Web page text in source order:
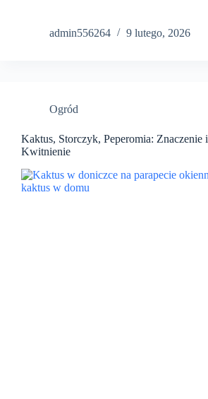
admin556264 9 lutego, 2026
Ogród
Kaktus, Storczyk, Peperomia: Znaczenie i
Kwitnienie